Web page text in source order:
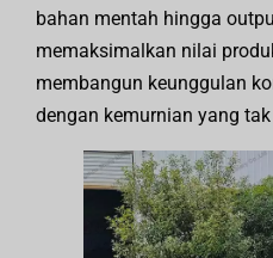
bahan mentah hingga
memaksimalkan nilai
membangun keunggulan
dengan kemurnian yang